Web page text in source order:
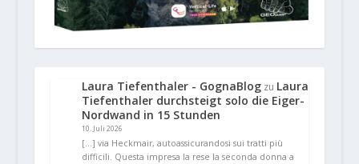
Laura Tiefenthaler - GognaBlogzu Laura
Tiefenthaler durchsteigt solo die Eiger-
Nordwand in 15 Stunden
10. Juli 2026
[…] via Heckmair, autoassicurandosi sui tratti più
difficili. Questa impresa la rese la seconda donna a